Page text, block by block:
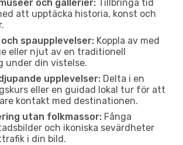
och gallerier: Tillbringa tid
att upptäcka historia, konst och
spaupplevelser: Koppla av med
eller njut av en traditionell
under din vistelse.
upplevelser: Delta i en
eller en guidad lokal tur för att
kontakt med destinationen.
utan folkmassor: Fånga
och ikoniska sevärdheter
i din bild.